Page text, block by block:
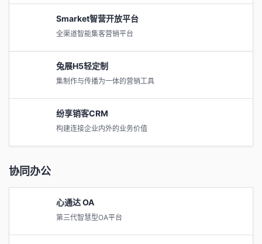
Smarket智营开放平台
全渠道智能集客营销平台
兔展H5轻定制
集制作与传播为一体的营销工具
纷享销客CRM
构建连接企业内外的业务价值
协同办公
心通达 OA
第三代智慧型OA平台